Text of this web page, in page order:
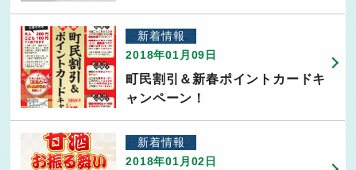
新着情報
2018年01月09日
町民割引＆新春ポイントカードキ
ャンペーン！
新着情報
2018年01月02日